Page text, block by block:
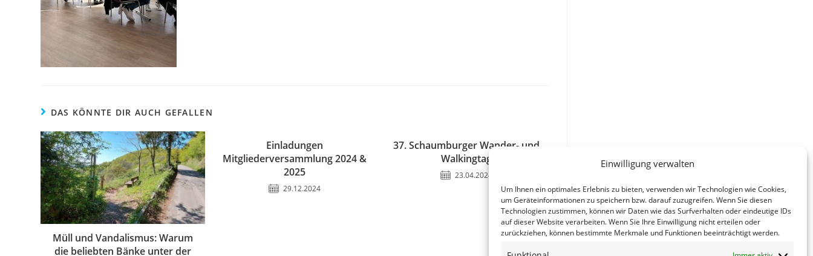
Einwilligung verwalten
Um Ihnen ein optimales Erlebnis zu bieten, verwenden wir Technologien wie Cookies,
um Geräteinformationen zu speichern bzw. darauf zuzugreifen. Wenn Sie diesen
Technologien zustimmen, können wir Daten wie das Surfverhalten oder eindeutige IDs
auf dieser Website verarbeiten. Wenn Sie Ihre Einwilligung nicht erteilen oder
zurückziehen, können bestimmte Merkmale und Funktionen beeinträchtigt werden.
DAS KÖNNTE DIR AUCH GEFALLEN
Müll und Vandalismus: Warum
die beliebten Bänke unter der
Einladungen
Mitgliederversammlung 2024 &
2025
29.12.2024
37. Schaumburger Wander- und
Walkingtag
23.04.2024